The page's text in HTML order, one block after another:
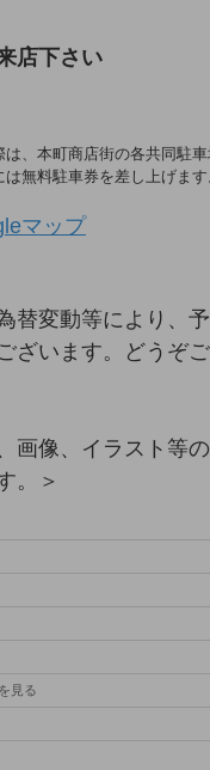
店下さい
、本町商店街の各共同駐車
無料駐車券を差し上げます
マップ
替変動等により、
ざいます。どうぞ
画像、イラスト等
。＞
見る